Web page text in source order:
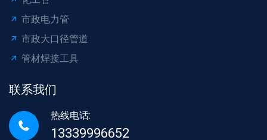
市政电力管
市政大口径管道
管材焊接工具
联系我们
热线电话:
13339996652